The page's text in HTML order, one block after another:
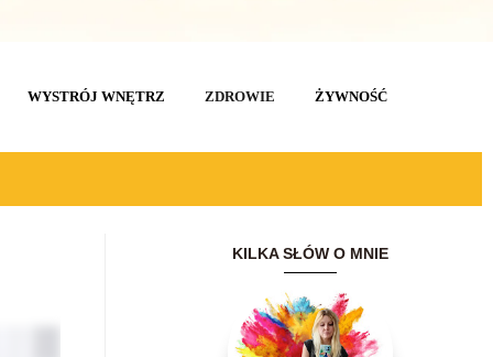
WYSTRÓJ WNĘTRZ ZDROWIE ŻYWNOŚĆ
KILKA SŁÓW O MNIE